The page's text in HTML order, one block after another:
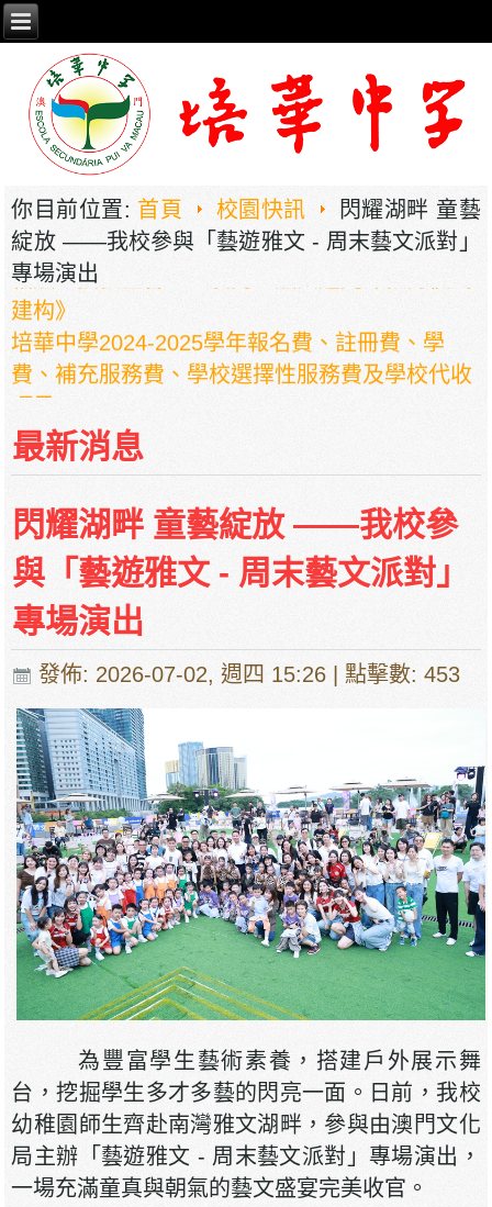
你目前位置: 首頁 校園快訊
閃耀湖畔 童藝
綻放 ——我校參與「藝遊雅文 - 周末藝文派對」
專場演出
2026年职业教育国家教学成果奖申报——《普职
相融，技教生香——澳门三融六通九评教育模式
建构》
培華中學2024-2025學年報名費、註冊費、學
費、補充服務費、學校選擇性服務費及學校代收
項目
停課通知
最新消息
閃耀湖畔 童藝綻放 ——我校參
與「藝遊雅文 - 周末藝文派對」
專場演出
發佈: 2026-07-02, 週四 15:26 | 點擊數: 453
為豐富學生藝術素養，搭建戶外展示舞
台，挖掘學生多才多藝的閃亮一面。日前，我校
幼稚園師生齊赴南灣雅文湖畔，參與由澳門文化
局主辦「藝遊雅文 - 周末藝文派對」專場演出，
一場充滿童真與朝氣的藝文盛宴完美收官。